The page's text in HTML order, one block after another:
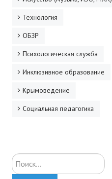
Технология
ОБЗР
Психологическая служба
Инклюзивное образование
Крымоведение
Социальная педагогика
Искать...